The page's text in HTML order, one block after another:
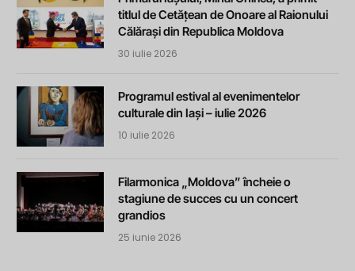
titlul de Cetățean de Onoare al Raionului
Călărași din Republica Moldova
30 iulie 2026
Programul estival al evenimentelor
culturale din Iași – iulie 2026
10 iulie 2026
Filarmonica „Moldova” încheie o
stagiune de succes cu un concert
grandios
25 iunie 2026